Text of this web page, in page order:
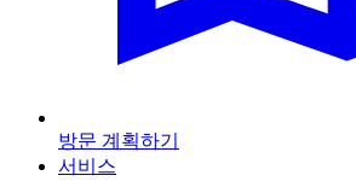
방문 계획하기
서비스